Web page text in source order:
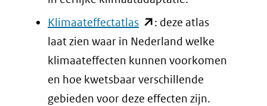
Klimaateffectatlas(opent
in
nieuw
venster)
(verwijst
: deze atlas
laat zien waar in Nederland welke
klimaateffecten kunnen voorkomen
en hoe kwetsbaar verschillende
gebieden voor deze effecten zijn.